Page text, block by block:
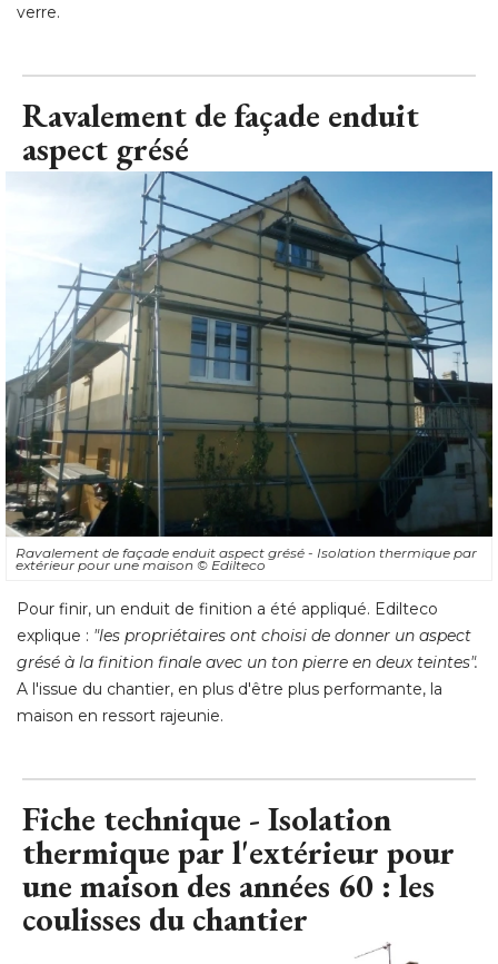
verre.
Ravalement de façade enduit
aspect grésé
Ravalement de façade enduit aspect grésé - Isolation thermique par
extérieur pour une maison © Edilteco
Pour finir, un enduit de finition a été appliqué. Edilteco
explique : "les propriétaires ont choisi de donner un aspect
grésé à la finition finale avec un ton pierre en deux teintes".
A l'issue du chantier, en plus d'être plus performante, la
maison en ressort rajeunie.
Fiche technique - Isolation
thermique par l'extérieur pour
une maison des années 60 : les
coulisses du chantier